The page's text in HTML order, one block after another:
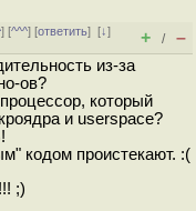
] [^^^] [ответить][↓]
+ / –
из-за
ов?
который
и userspace?
кодом проистекают. :(
;)